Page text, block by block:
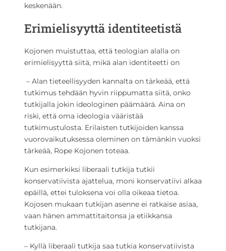
keskenään.
Erimielisyyttä identiteetistä
Kojonen muistuttaa, että teologian alalla on
erimielisyyttä siitä, mikä alan identiteetti on
– Alan tieteellisyyden kannalta on tärkeää, että
tutkimus tehdään hyvin riippumatta siitä, onko
tutkijalla jokin ideologinen päämäärä. Aina on
riski, että oma ideologia vääristää
tutkimustulosta. Erilaisten tutkijoiden kanssa
vuorovaikutuksessa oleminen on tämänkin vuoksi
tärkeää, Rope Kojonen toteaa.
Kun esimerkiksi liberaali tutkija tutkii
konservatiivista ajattelua, moni konservatiivi alkaa
epäillä, ettei tuloksena voi olla oikeaa tietoa.
Kojosen mukaan tutkijan asenne ei ratkaise asiaa,
vaan hänen ammattitaitonsa ja etiikkansa
tutkijana.
– Kyllä liberaali tutkija saa tutkia konservatiivista